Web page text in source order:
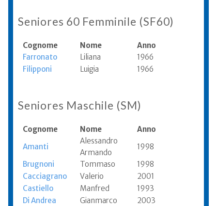
Seniores 60 Femminile (SF60)
Cognome Nome
Anno
Farronato
Liliana
1966
Filipponi
Luigia 1966
Seniores Maschile (SM)
Cognome Nome
Anno
Amanti
Alessandro
Armando
1998
Brugnoni
Tommaso
1998
Cacciagrano
Valerio
2001
Castiello
Manfred
1993
Di Andrea
Gianmarco
2003